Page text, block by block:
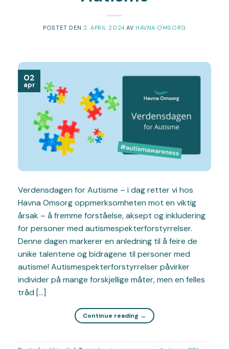
POSTET DEN 2. APRIL 2024AV HAVNA OMSORG
02
apr
Verdensdagen for Autisme – i dag retter vi hos
Havna Omsorg oppmerksomheten mot en viktig
årsak – å fremme forståelse, aksept og inkludering
for personer med autismespekterforstyrrelser.
Denne dagen markerer en anledning til å feire de
unike talentene og bidragene til personer med
autisme! Autismespekterforstyrrelser påvirker
individer på mange forskjellige måter, men en felles
tråd […]
Continue reading →